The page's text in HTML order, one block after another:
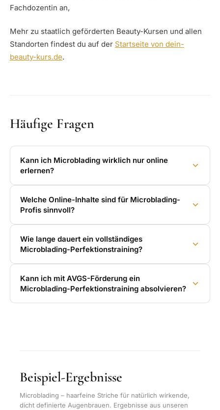
Fachdozentin an,
Mehr zu staatlich geförderten Beauty-Kursen und allen
Standorten findest du auf der Startseite von dein-
beauty-kurs.de.
Häufige Fragen
Kann ich Microblading wirklich nur online
erlernen?
Welche Online-Inhalte sind für Microblading-
Profis sinnvoll?
Wie lange dauert ein vollständiges
Microblading-Perfektionstraining?
Kann ich mit AVGS-Förderung ein
Microblading-Perfektionstraining absolvieren?
Beispiel-Ergebnisse
Microblading – haarfeine Striche für natürlich wirkende,
dicht definierte Augenbrauen. Ergebnisse aus unseren